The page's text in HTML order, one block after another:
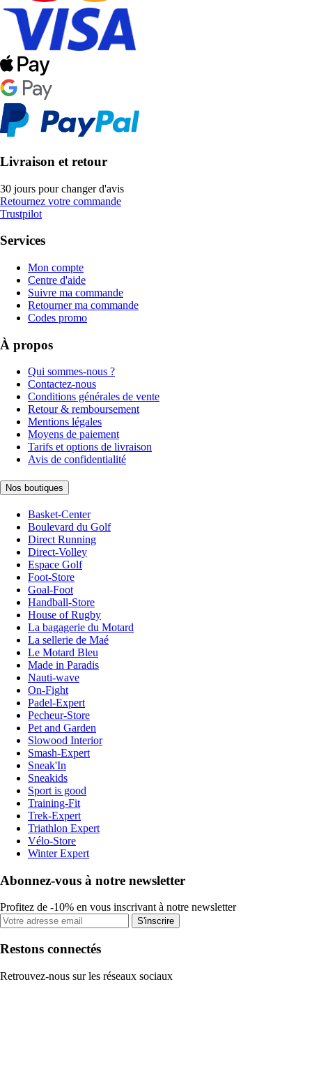
Livraison et retour
30 jours pour changer d'avis
Retournez votre commande
Trustpilot
Services
Mon compte
Centre d'aide
Suivre ma commande
Retourner ma commande
Codes promo
À propos
Qui sommes-nous ?
Contactez-nous
Conditions générales de vente
Retour & remboursement
Mentions légales
Moyens de paiement
Tarifs et options de livraison
Avis de confidentialité
Nos boutiques
Basket-Center
Boulevard du Golf
Direct Running
Direct-Volley
Espace Golf
Foot-Store
Goal-Foot
Handball-Store
House of Rugby
La bagagerie du Motard
La sellerie de Maé
Le Motard Bleu
Made in Paradis
Nauti-wave
On-Fight
Padel-Expert
Pecheur-Store
Pet and Garden
Slowood Interior
Smash-Expert
Sneak'In
Sneakids
Sport is good
Training-Fit
Trek-Expert
Triathlon Expert
Vélo-Store
Winter Expert
Abonnez-vous à notre newsletter
Profitez de -10% en vous inscrivant à notre newsletter
S'inscrire
Restons connectés
Retrouvez-nous sur les réseaux sociaux